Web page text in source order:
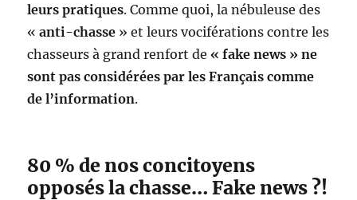
leurs pratiques. Comme quoi, la nébuleuse des
«anti-chasse » et leurs vociférations contre les
chasseurs à grand renfort de « fake news » ne
sont pas considérées par les Français comme
de l’information.
80 % de nos concitoyens
opposés la chasse… Fake news ?!